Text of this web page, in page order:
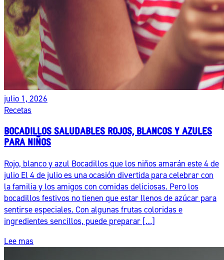
julio 1, 2026
Recetas
BOCADILLOS SALUDABLES ROJOS, BLANCOS Y AZULES
PARA NIÑOS
Rojo, blanco y azul Bocadillos que los niños amarán este 4 de
julio El 4 de julio es una ocasión divertida para celebrar con
la familia y los amigos con comidas deliciosas. Pero los
bocadillos festivos no tienen que estar llenos de azúcar para
sentirse especiales. Con algunas frutas coloridas e
ingredientes sencillos, puede preparar […]
Lee mas